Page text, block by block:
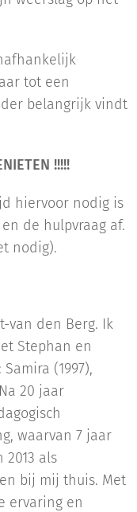
tot een
belangrijk vindt
!!!!!
hiervoor nodig is
de hulpvraag af.
nodig).
van den Berg. Ik
Stephan en
(1997),
20 jaar
waarvan 7 jaar
als
bij mij thuis. Met
ervaring en